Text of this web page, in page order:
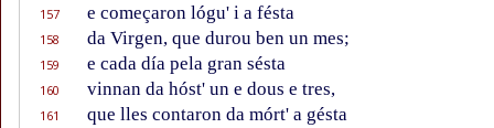
157 e começaron lógu' i a fésta
158 da Virgen, que durou ben un mes;
159 e cada día pela gran sésta
160 vinnan da hóst' un e dous e tres,
161 que lles contaron da mórt' a gésta